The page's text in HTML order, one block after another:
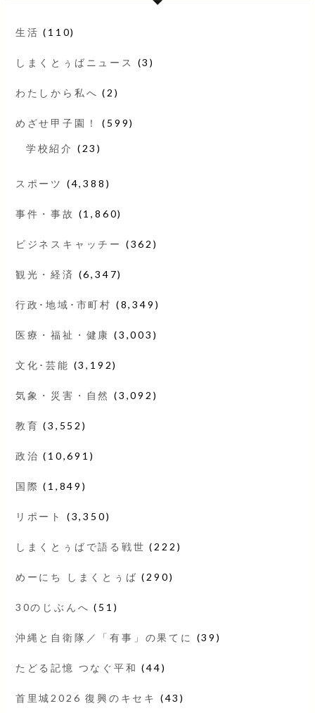
生活 (110)
しまくとぅばニュース (3)
わたしから私へ (2)
めざせ甲子園！ (599)
学校紹介 (23)
スポーツ (4,388)
事件・事故 (1,860)
ビジネスキャッチー (362)
観光・経済 (6,347)
行政･地域･市町村 (8,349)
医療・福祉・健康 (3,003)
文化･芸能 (3,192)
気象・災害・自然 (3,092)
教育 (3,552)
政治 (10,691)
国際 (1,849)
リポート (3,350)
しまくとぅばで語る戦世 (222)
めーにち しまくとぅば (290)
30のじぶんへ (51)
沖縄と自衛隊／「有事」の果てに (39)
たどる記憶 つなぐ平和 (44)
首里城2026 復興のキセキ (43)